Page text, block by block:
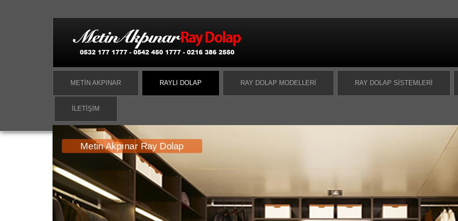
METIN AKPINAR RAYLI DOLAP RAY DOLAP MODELLERI RAY DOLAP SISTEMLERI
İLETIŞIM
Ray Dolap